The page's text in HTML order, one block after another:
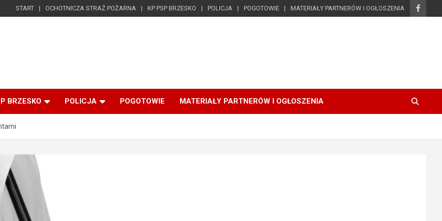
START OCHOTNICZA STRAŻ POŻARNA KP PSP BRZESKO POLICJA POGOTOWIE MATERIAŁY PARTNERÓW I OGŁOSZENIA
BRZESKO POLICJA POGOTOWIE MATERIAŁY PARTNERÓW I OGŁOSZENIA